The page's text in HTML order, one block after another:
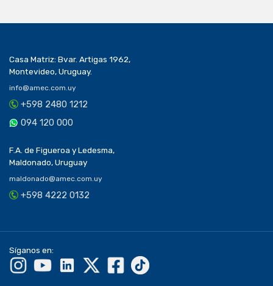
Casa Matriz: Bvar. Artigas 1962,
Montevideo, Uruguay.
info@amec.com.uy
+598 2480 1212
094 120 000
F.A. de Figueroa y Ledesma,
Maldonado, Uruguay
maldonado@amec.com.uy
+598 4222 0132
Síganos en: